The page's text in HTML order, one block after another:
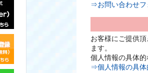
⇒お問い合わせフ
お客様にご提供
ます。
個人情報の具体
⇒個人情報の具体